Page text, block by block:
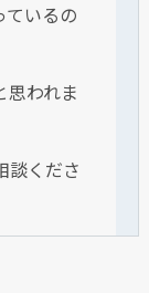
ているの
思われま
談くださ